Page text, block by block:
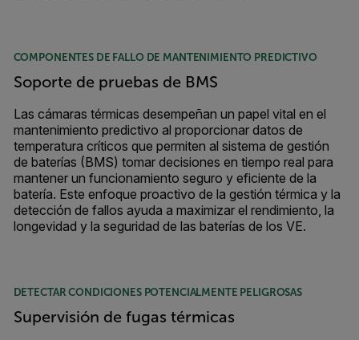
COMPONENTES DE FALLO DE MANTENIMIENTO PREDICTIVO
Soporte de pruebas de BMS
Las cámaras térmicas desempeñan un papel vital en el
mantenimiento predictivo al proporcionar datos de
temperatura críticos que permiten al sistema de gestión
de baterías (BMS) tomar decisiones en tiempo real para
mantener un funcionamiento seguro y eficiente de la
batería. Este enfoque proactivo de la gestión térmica y la
detección de fallos ayuda a maximizar el rendimiento, la
longevidad y la seguridad de las baterías de los VE.
DETECTAR CONDICIONES POTENCIALMENTE PELIGROSAS
Supervisión de fugas térmicas